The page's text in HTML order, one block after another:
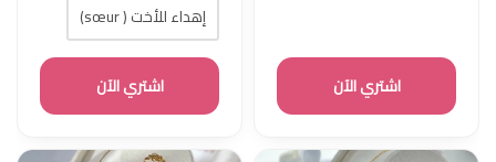
اشتري الآن
إهداء للأخت ( sœur)
اشتري الآن